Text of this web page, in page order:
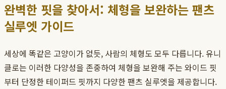
완벽한 핏을 찾아서: 체형을 보완하는 팬츠
실루엣 가이드
세상에 똑같은 고양이가 없듯, 사람의 체형도 모두 다릅니다. 유니
클로는 이러한 다양성을 존중하여 체형을 보완해 주는 와이드 핏
부터 단정한 테이퍼드 핏까지 다양한 팬츠 실루엣을 제공합니다.